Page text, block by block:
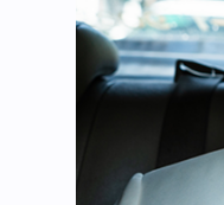
no
gerenciamento
viagens